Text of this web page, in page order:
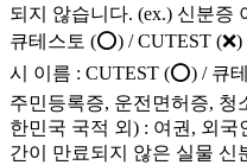
되지 않습니다. (ex.) 신분
큐테스토 (⭕) / CUTEST
시 이름 : CUTEST (⭕) / 큐
주민등록증, 운전면허증, 청
한민국 국적 외) : 여권, 외국
간이 만료되지 않은 실물 신